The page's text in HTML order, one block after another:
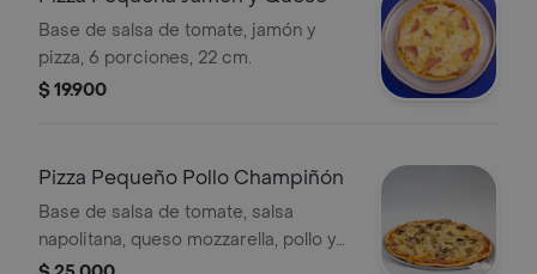
Base de salsa de tomate, jamón y
pizza, 6 porciones, 22 cm.
$ 19.900
Pizza Pequeño Pollo Champiñón
Base de salsa de tomate, salsa
napolitana, queso mozzarella, pollo y
champiñones, 6 porciones, 22 cm.